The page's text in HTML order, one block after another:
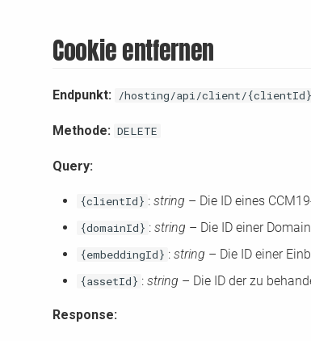
Cookie entfernen
Endpunkt: /hosting/api/client/{clientId}/
Methode: DELETE
Query:
{clientId} : string – Die ID eines
{domainId} : string – Die ID einer
{embeddingId} : string – Die ID einer
{assetId} : string – Die ID der zu
Response: